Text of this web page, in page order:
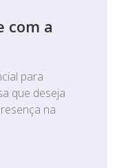
com a
para
que deseja
na